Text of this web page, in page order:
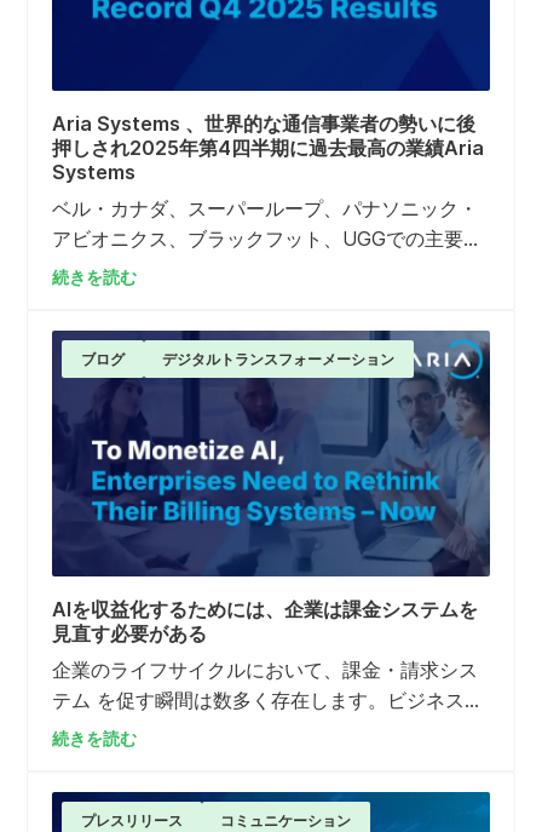
Aria Systems 、世界的な通信事業者の勢いに後
押しされ2025年第4四半期に過去最高の業績Aria
Systems
ベル・カナダ、スーパーループ、パナソニック・
アビオニクス、ブラックフット、UGGでの主要契
約獲得が堅調な業績を支え、Omdiaがテレコム・
ネイティブリーダーに選定したことで頂点を迎え
た。
続きを読む
ブログ デジタルトランスフォーメーション
AIを収益化するためには、企業は課金システムを
見直す必要がある
企業のライフサイクルにおいて、課金・請求シス
テム を促す瞬間は数多く存在します。ビジネスモ
デルの変更、企業取引、製品やサービスのライフ
求コスト削減の必要性などが挙げられます。
続きを読む
プレスリリース コミュニケーション